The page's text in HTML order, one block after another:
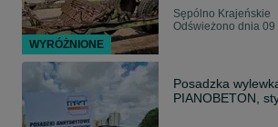
Sępólno Krajeńskie
Odświeżono dnia
Posadzka
PIANOBETON,
WYRÓŻNIONE